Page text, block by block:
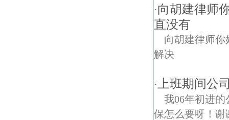
·向胡建律师
直没有
向胡建律师
解决
· 上班期间公
我06年初进
保怎么要呀！谢